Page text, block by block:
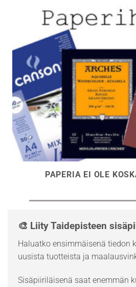
PAPERIA EI OLE
🎨 Liity Taidepisteen
Haluatko ensimmäisenä tiedon
uusista tuotteista ja
Sisäpiiriläisenä saat enemmän